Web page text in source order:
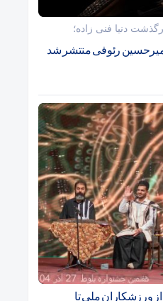
دنیا فنی زاده؛
رئوفی منتشر شد
ورزشکاران ملی تا